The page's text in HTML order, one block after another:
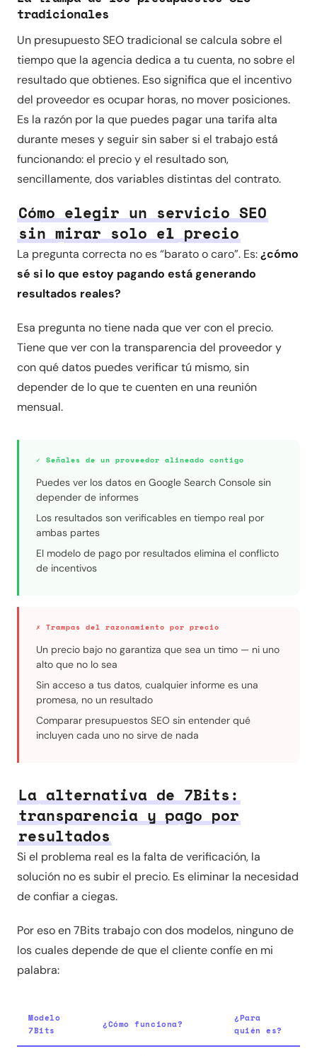
tradicionales
Un presupuesto SEO tradicional se calcula sobre el
tiempo que la agencia dedica a tu cuenta, no sobre el
resultado que obtienes. Eso significa que el incentivo
del proveedor es ocupar horas, no mover posiciones.
Es la razón por la que puedes pagar una tarifa alta
durante meses y seguir sin saber si el trabajo está
funcionando: el precio y el resultado son,
sencillamente, dos variables distintas del contrato.
Cómo elegir un servicio SEO
sin mirar solo el precio
La pregunta correcta no es “barato o caro”. Es:¿cómo
sé si lo que estoy pagando está generando
resultados reales?
Esa pregunta no tiene nada que ver con el precio.
Tiene que ver con la transparencia del proveedor y
con qué datos puedes verificar tú mismo, sin
depender de lo que te cuenten en una reunión
mensual.
✓ Señales de un proveedor alineado contigo
Puedes ver los datos en Google Search Console sin
depender de informes
Los resultados son verificables en tiempo real por
ambas partes
El modelo de pago por resultados elimina el conflicto
de incentivos
✗ Trampas del razonamiento por precio
Un precio bajo no garantiza que sea un timo — ni uno
alto que no lo sea
Sin acceso a tus datos, cualquier informe es una
promesa, no un resultado
Comparar presupuestos SEO sin entender qué
incluyen cada uno no sirve de nada
La alternativa de 7Bits:
transparencia y pago por
resultados
Si el problema real es la falta de verificación, la
solución no es subir el precio. Es eliminar la necesidad
de confiar a ciegas.
Por eso en 7Bits trabajo con dos modelos, ninguno de
los cuales depende de que el cliente confíe en mi
palabra:
Modelo
7Bits
¿Cómo funciona?
¿Para
quién es?